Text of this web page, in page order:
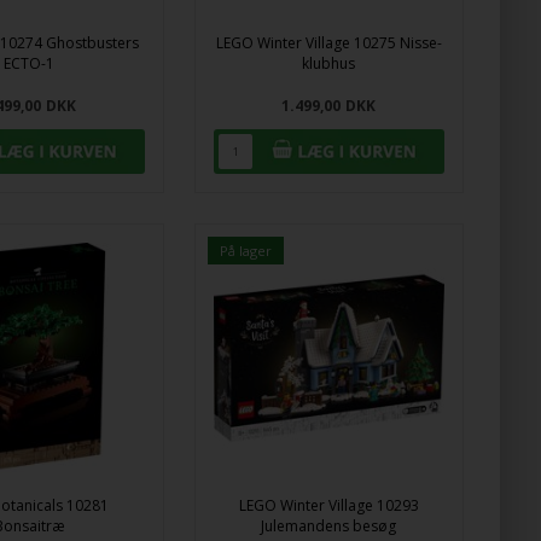
Ghostbusters
ECTO-1
DKK
LEGO Winter Village 10275 Nisse-
klubhus
1.499,00 DKK
10281
På lager
LEGO Winter Village 10293
Julemandens besøg